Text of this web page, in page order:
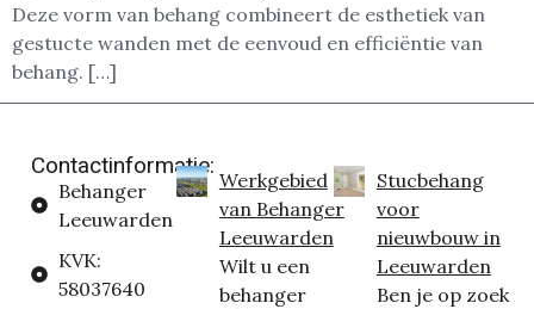
Deze vorm van behang combineert de esthetiek van
gestucte wanden met de eenvoud en efficiëntie van
behang. […]
Contactinformatie:
Behanger
Leeuwarden
KVK:
58037640
Werkgebied
van Behanger
Leeuwarden
Wilt u een
behanger
Stucbehang
voor
nieuwbouw in
Leeuwarden
Ben je op zoek